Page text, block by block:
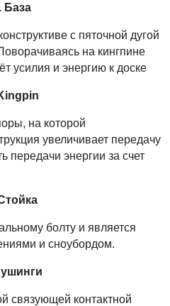
База
с пяточной дугой
на кингпине
усилия и энергию к доске
на которой
увеличивает передачу
передачи энергии за счет
болту и является
и сноубордом.
связующей контактной